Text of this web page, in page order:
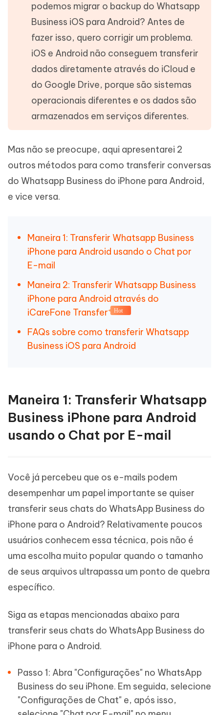
podemos migrar o backup do Whatsapp
Business iOS para Android? Antes de
fazer isso, quero corrigir um problema.
iOS e Android não conseguem transferir
dados diretamente através do iCloud e
do Google Drive, porque são sistemas
operacionais diferentes e os dados são
armazenados em serviços diferentes.
Mas não se preocupe, aqui apresentarei 2
outros métodos para como transferir conversas
do Whatsapp Business do iPhone para Android,
e vice versa.
Maneira 1: Transferir Whatsapp Business
iPhone para Android usando o Chat por
E-mail
Maneira 2: Transferir Whatsapp Business
iPhone para Android através do
iCareFone Transfer
Hot
FAQs sobre como transferir Whatsapp
Business iOS para Android
Maneira 1: Transferir Whatsapp
Business iPhone para Android
usando o Chat por E-mail
Você já percebeu que os e-mails podem
desempenhar um papel importante se quiser
transferir seus chats do WhatsApp Business do
iPhone para o Android? Relativamente poucos
usuários conhecem essa técnica, pois não é
uma escolha muito popular quando o tamanho
de seus arquivos ultrapassa um ponto de quebra
específico.
Siga as etapas mencionadas abaixo para
transferir seus chats do WhatsApp Business do
iPhone para o Android.
Passo 1: Abra "Configurações" no WhatsApp
Business do seu iPhone. Em seguida, selecione
"Configurações de Chat" e, após isso,